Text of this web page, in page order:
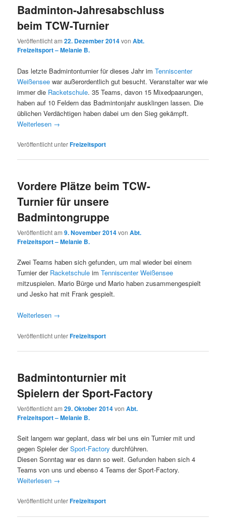
Badminton-Jahresabschluss
beim TCW-Turnier
Veröffentlicht am22. Dezember 2014vonAbt.
Freizeitsport – Melanie B.
Das letzte Badmintonturnier für dieses Jahr imTenniscenter
Weißensee war außerordentlich gut besucht. Veranstalter war wie
immer die Racketschule. 35 Teams, davon 15 Mixedpaarungen,
haben auf 10 Feldern das Badmintonjahr ausklingen lassen. Die
üblichen Verdächtigen haben dabei um den Sieg gekämpft.
Weiterlesen →
Veröffentlicht unterFreizeitsport
Vordere Plätze beim TCW-
Turnier für unsere
Badmintongruppe
Veröffentlicht am9. November 2014vonAbt.
Freizeitsport – Melanie B.
Zwei Teams haben sich gefunden, um mal wieder bei einem
Turnier der Racketschule imTenniscenter Weißensee
mitzuspielen. Mario Bürge und Mario haben zusammengespielt
und Jesko hat mit Frank gespielt.
Weiterlesen →
Veröffentlicht unterFreizeitsport
Badmintonturnier mit
Spielern der Sport-Factory
Veröffentlicht am29. Oktober 2014vonAbt.
Freizeitsport – Melanie B.
Seit langem war geplant, dass wir bei uns ein Turnier mit und
gegen Spieler derSport-Factory durchführen.
Diesen Sonntag war es dann so weit. Gefunden haben sich 4
Teams von uns und ebenso 4 Teams der Sport-Factory.
Weiterlesen →
Veröffentlicht unterFreizeitsport